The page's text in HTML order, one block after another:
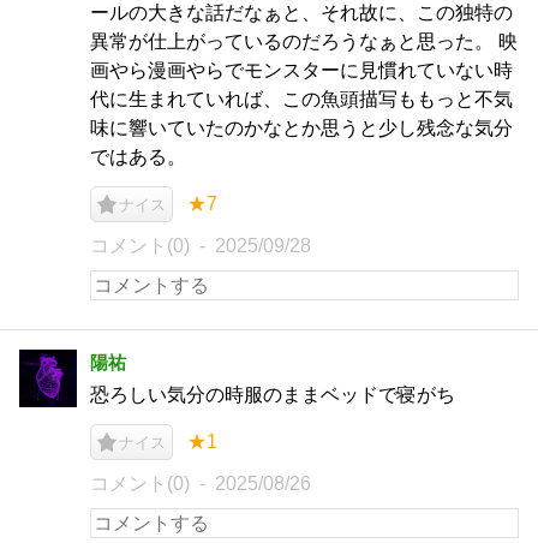
ールの大きな話だなぁと、それ故に、この独特の
異常が仕上がっているのだろうなぁと思った。 映
画やら漫画やらでモンスターに見慣れていない時
代に生まれていれば、この魚頭描写ももっと不気
味に響いていたのかなとか思うと少し残念な気分
ではある。
ナイス ★7
コメント(0) 2025/09/28
陽祐
恐ろしい気分の時服のままベッドで寝がち
ナイス ★1
コメント(0) 2025/08/26